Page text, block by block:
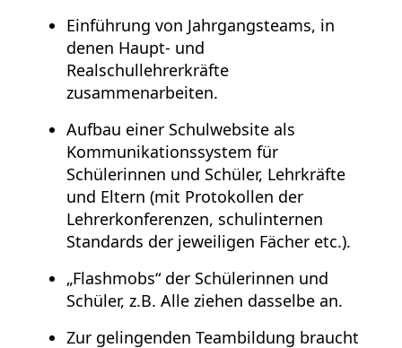
Einführung von Jahrgangsteams, in
denen Haupt- und
Realschullehrerkräfte
zusammenarbeiten.
Aufbau einer Schulwebsite als
Kommunikationssystem für
Schülerinnen und Schüler, Lehrkräfte
und Eltern (mit Protokollen der
Lehrerkonferenzen, schulinternen
Standards der jeweiligen Fächer etc.).
„Flashmobs“ der Schülerinnen und
Schüler, z.B. Alle ziehen dasselbe an.
Zur gelingenden Teambildung braucht